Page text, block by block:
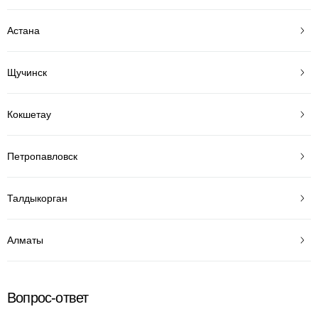
Астана
Щучинск
Кокшетау
Петропавловск
Талдыкорган
Алматы
Вопрос-ответ